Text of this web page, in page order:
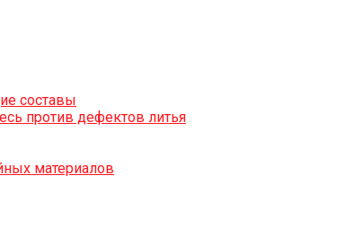
составы
против дефектов литья
материалов